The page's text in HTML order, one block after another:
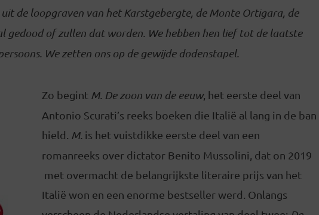
de loopgraven van het Karstgebergte, de Monte Ortigara, de
gedood of zullen dat worden. We hebben hen lief tot de laatste
We zetten ons op de gewijde dodenstapel.
Zo begint M. De zoon van de eeuw, het eerste deel van
Antonio Scurati’s reeks boeken die Italië al lang in de ban
hield. M. is het vuistdikke eerste deel van een
romanreeks over dictator Benito Mussolini, dat on 2019
met overmacht de belangrijkste literaire prijs van het
Italië won en een enorme bestseller werd. Onlangs